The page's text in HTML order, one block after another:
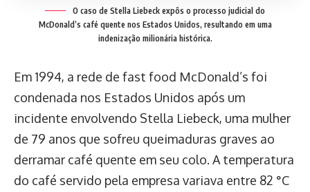
O caso de Stella Liebeck expôs o processo judicial do
McDonald’s café quente nos Estados Unidos, resultando em uma
indenização milionária histórica.
Em 1994, a rede de fast food McDonald’s foi
condenada nos Estados Unidos após um
incidente envolvendo Stella Liebeck, uma mulher
de 79 anos que sofreu queimaduras graves ao
derramar café quente em seu colo. A temperatura
do café servido pela empresa variava entre 82 °C